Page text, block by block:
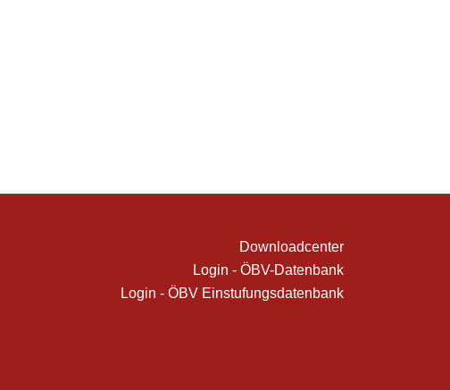
Downloadcenter
Login - ÖBV-Datenbank
Login - ÖBV Einstufungsdatenbank